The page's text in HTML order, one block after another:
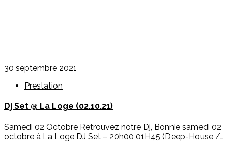
30 septembre 2021
Prestation
Dj Set @ La Loge (02.10.21)
Samedi 02 Octobre Retrouvez notre Dj, Bonnie samedi 02
octobre à La Loge DJ Set – 20h00 01H45 (Deep-House /…